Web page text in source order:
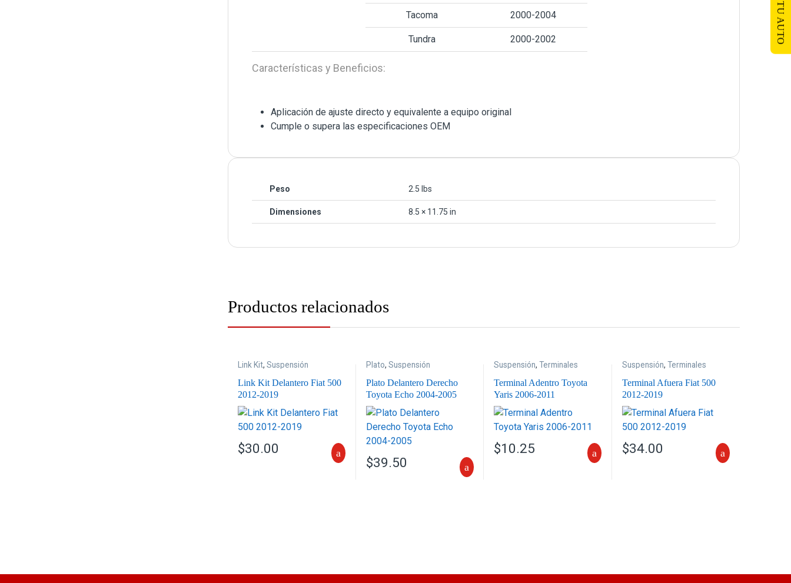
Tacoma 2000-2004
Tundra 2000-2002
Características y Beneficios:
Aplicación de ajuste directo y equivalente a equipo original
Cumple o supera las especificaciones OEM
Peso 2.5 lbs
Dimensiones 8.5 × 11.75 in
Productos relacionados
Link Kit,Suspensión
Link Kit Delantero Fiat 500
2012-2019
$30.00
Plato, Suspensión
Plato Delantero Derecho
Toyota Echo 2004-2005
$39.50
Suspensión,Terminales
Terminal Adentro Toyota
Yaris 2006-2011
$10.25
Suspensión, Terminales
Terminal Afuera Fiat 500
2012-2019
$34.00
TU AUTO